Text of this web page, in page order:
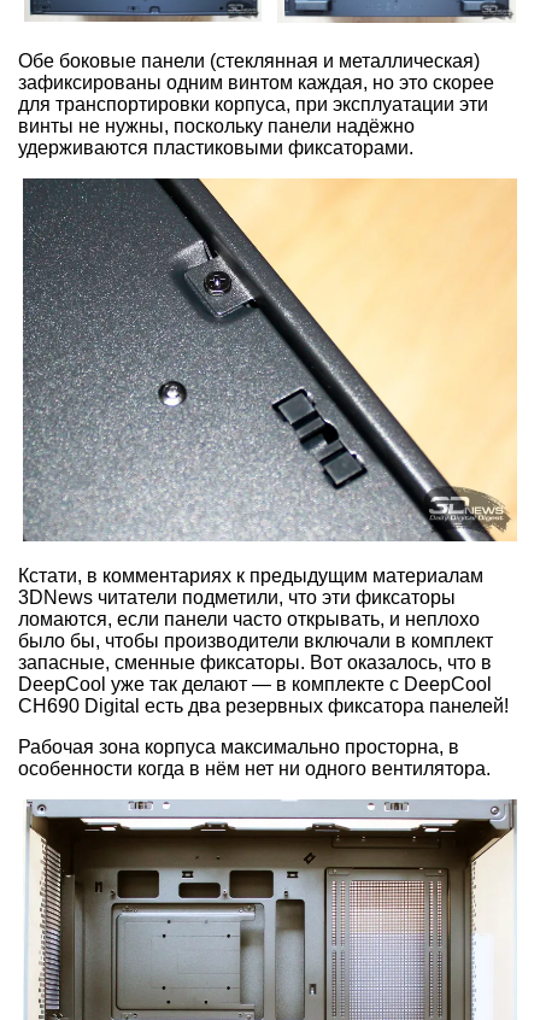
Обе боковые панели (стеклянная и металлическая)
зафиксированы одним винтом каждая, но это скорее
для транспортировки корпуса, при эксплуатации эти
винты не нужны, поскольку панели надёжно
удерживаются пластиковыми фиксаторами.
Кстати, в комментариях к предыдущим материалам
3DNews читатели подметили, что эти фиксаторы
ломаются, если панели часто открывать, и неплохо
было бы, чтобы производители включали в комплект
запасные, сменные фиксаторы. Вот оказалось, что в
DeepCool уже так делают — в комплекте с DeepCool
CH690 Digital есть два резервных фиксатора панелей!
Рабочая зона корпуса максимально просторна, в
особенности когда в нём нет ни одного вентилятора.